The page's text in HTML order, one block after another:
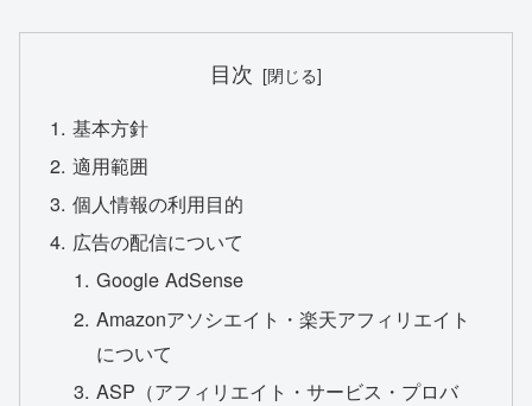
目次
基本方針
適用範囲
個人情報の利用目的
広告の配信について
Google AdSense
Amazonアソシエイト・楽天アフィリエイト
について
ASP（アフィリエイト・サービス・プロバ